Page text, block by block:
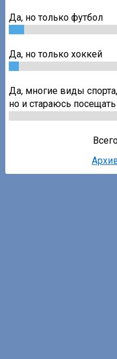
Да, но только футбол
Да, но только хоккей
Да, многие виды
но и стараюсь